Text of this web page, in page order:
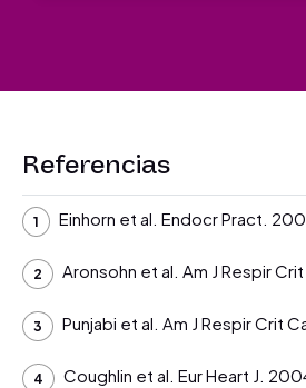
Referencias
Einhorn et al. Endocr Pract.
Aronsohn et al. Am J Respir
Punjabi et al. Am J Respir Crit
Coughlin et al. Eur Heart J.